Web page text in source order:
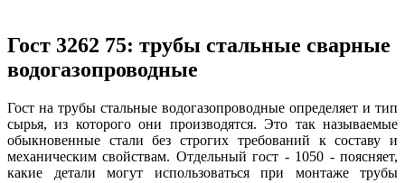
Гост 3262 75: трубы стальные сварные
водогазопроводные
Гост на трубы стальные водогазопроводные определяет и тип
сырья, из которого они производятся. Это так называемые
обыкновенные стали без строгих требований к составу и
механическим свойствам. Отдельный гост - 1050 - поясняет,
какие детали могут использоваться при монтаже трубы